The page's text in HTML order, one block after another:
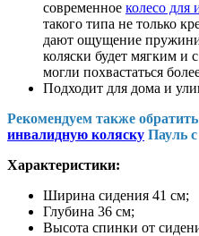
современное колесо для
такого типа не только
дают ощущение
коляски будет мягким
могли похвастаться
Подходит для дома и
Рекомендуем также
инвалидную коляску Пауль
Характеристики:
Ширина сидения 41 см;
Глубина 36 см;
Высота спинки от